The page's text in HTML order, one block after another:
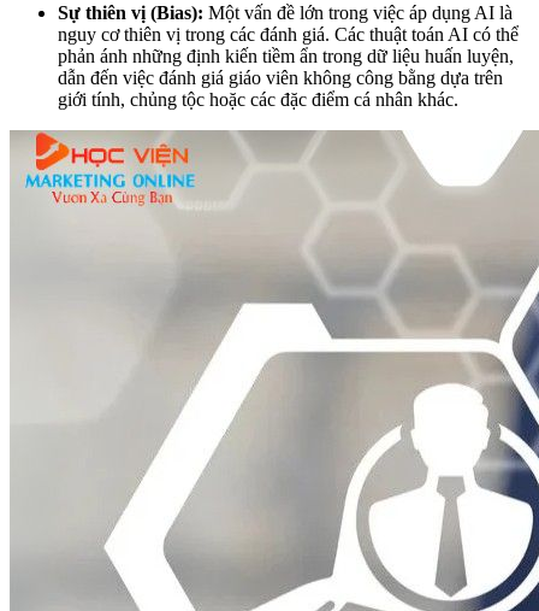
Sự thiên vị (Bias): Một vấn đề lớn trong việc áp dụng AI là
nguy cơ thiên vị trong các đánh giá. Các thuật toán AI có thể
phản ánh những định kiến tiềm ẩn trong dữ liệu huấn luyện,
dẫn đến việc đánh giá giáo viên không công bằng dựa trên
giới tính, chủng tộc hoặc các đặc điểm cá nhân khác.